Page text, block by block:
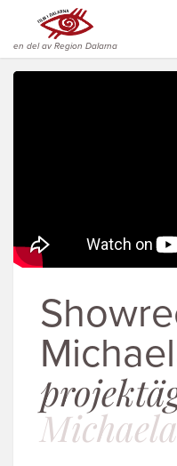
en del av Region Dalarna